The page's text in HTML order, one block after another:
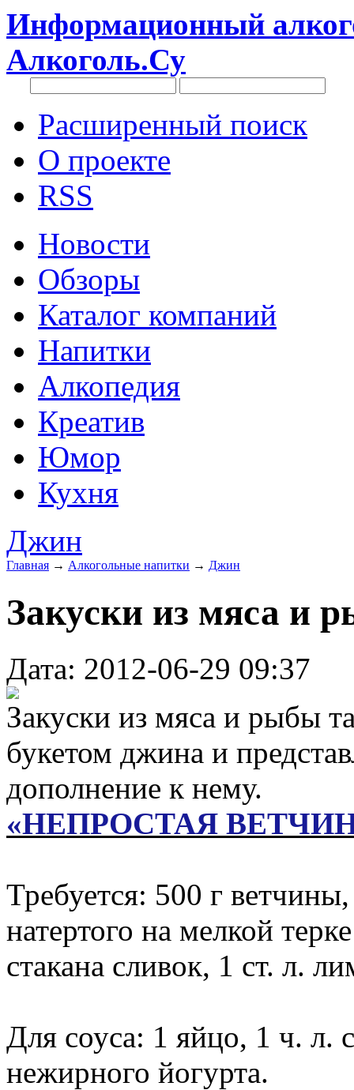
Информационный
Алкоголь.Су
Расширенный поиск
О проекте
RSS
Новости
Обзоры
Каталог компаний
Напитки
Алкопедия
Креатив
Юмор
Кухня
Джин
Главная → Алкогольные напитки → Джин
Закуски из мяса и
Дата: 2012-06-29 09:37
Закуски из мяса и рыбы
букетом джина и
дополнение к нему.
«НЕПРОСТАЯ
Требуется: 500 г
натертого на мелкой
стакана сливок, 1 ст. л.
Для соуса: 1 яйцо, 1 ч. л.
нежирного йогурта.